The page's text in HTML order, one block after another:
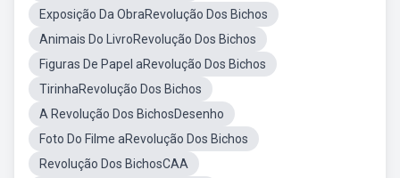
Exposição Da ObraRevolução Dos Bichos
Animais Do LivroRevolução Dos Bichos
Figuras De Papel aRevolução Dos Bichos
TirinhaRevolução Dos Bichos
A Revolução Dos BichosDesenho
Foto Do Filme aRevolução Dos Bichos
Revolução Dos BichosCAA